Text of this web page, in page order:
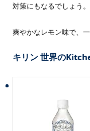
対策にもなるでしょう。
爽やかなレモン味で、
キリン 世界の